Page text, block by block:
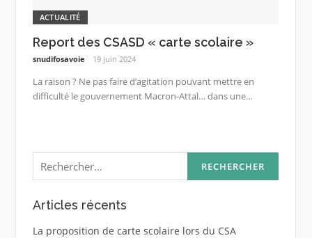
ACTUALITÉ
Report des CSASD « carte scolaire »
snudifosavoie 19 juin 2024
La raison ? Ne pas faire d’agitation pouvant mettre en
difficulté le gouvernement Macron-Attal… dans une...
Rechercher :
Articles récents
La proposition de carte scolaire lors du CSA